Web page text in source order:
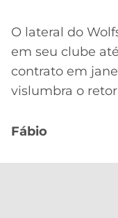
O lateral do
em seu clube
contrato em
vislumbra o
Fábio